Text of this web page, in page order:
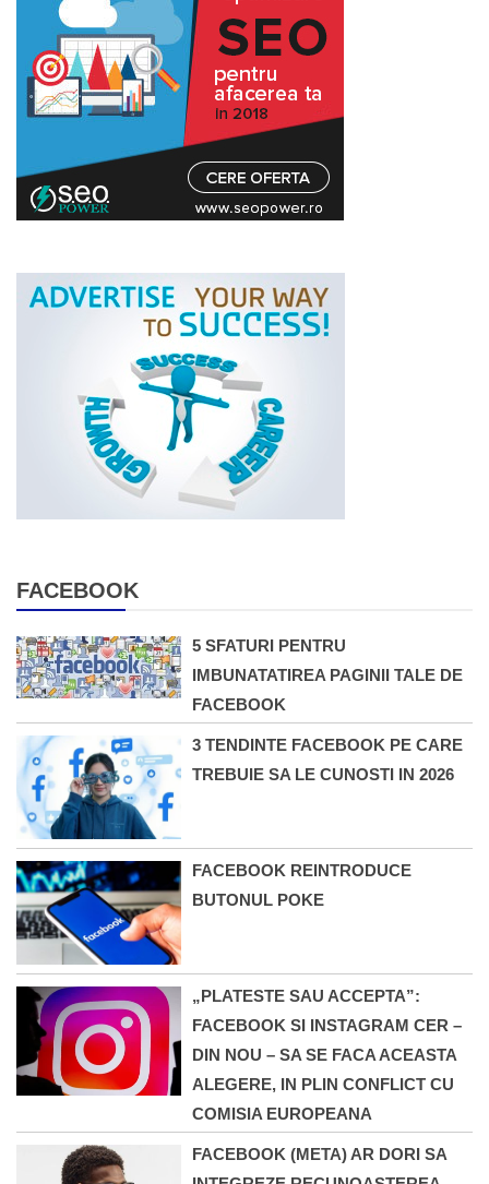
FACEBOOK
5 SFATURI PENTRU
IMBUNATATIREA PAGINII TALE DE
FACEBOOK
3 TENDINTE FACEBOOK PE CARE
TREBUIE SA LE CUNOSTI IN 2026
FACEBOOK REINTRODUCE
BUTONUL POKE
„PLATESTE SAU ACCEPTA”:
FACEBOOK SI INSTAGRAM CER –
DIN NOU – SA SE FACA ACEASTA
ALEGERE, IN PLIN CONFLICT CU
COMISIA EUROPEANA
FACEBOOK (META) AR DORI SA